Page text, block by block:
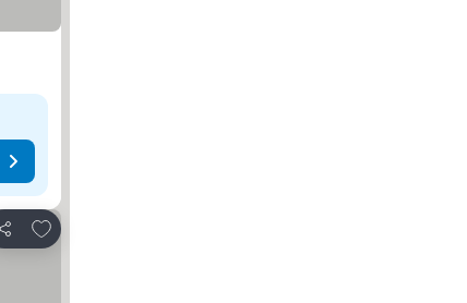
Κοινοποίηση
Προσθήκη στα αγαπημένα